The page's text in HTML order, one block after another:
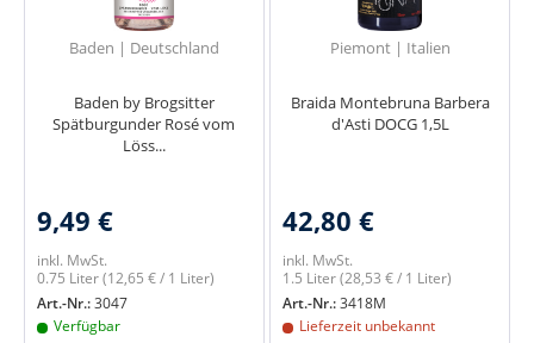
Baden | Deutschland
Baden by Brogsitter
Spätburgunder Rosé vom
Löss...
9,49 €
inkl. MwSt.
0.75 Liter(12,65 € / 1 Liter)
Art.-Nr.:3047
Verfügbar
Piemont | Italien
Braida Montebruna Barbera
d'Asti DOCG 1,5L
42,80 €
inkl. MwSt.
1.5 Liter(28,53 € / 1 Liter)
Art.-Nr.:3418M
Lieferzeit unbekannt